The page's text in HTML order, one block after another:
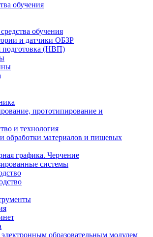
обучения
обучения
и датчики ОБЗР
подготовка (НВП)
прототипирование и
и технология
обработки материалов и пищевых
графика. Черчение
системы
образовательным модулем